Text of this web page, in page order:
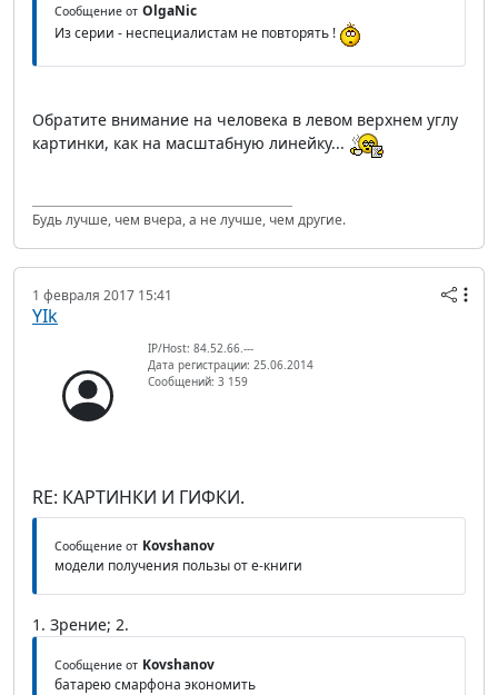
Сообщение от OlgaNic
Из серии - неспециалистам не повторять !
Обратите внимание на человека в левом верхнем углу
картинки, как на масштабную линейку...
Будь лучше, чем вчера, а не лучше, чем другие.
1 февраля 2017 15:41
YIk
IP/Host: 84.52.66.---
Дата регистрации: 25.06.2014
Сообщений: 3 159
RE: КАРТИНКИ И ГИФКИ.
Сообщение от Kovshanov
модели получения пользы от е-книги
1. Зрение; 2.
Сообщение от Kovshanov
батарею смарфона экономить